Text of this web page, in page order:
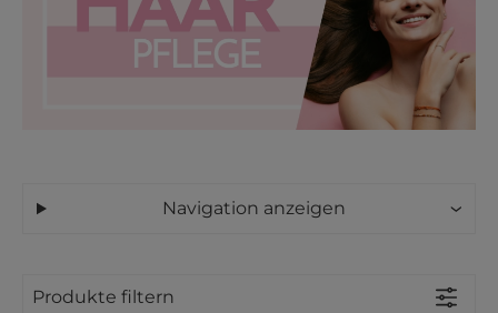
Navigation anzeigen
Produkte filtern